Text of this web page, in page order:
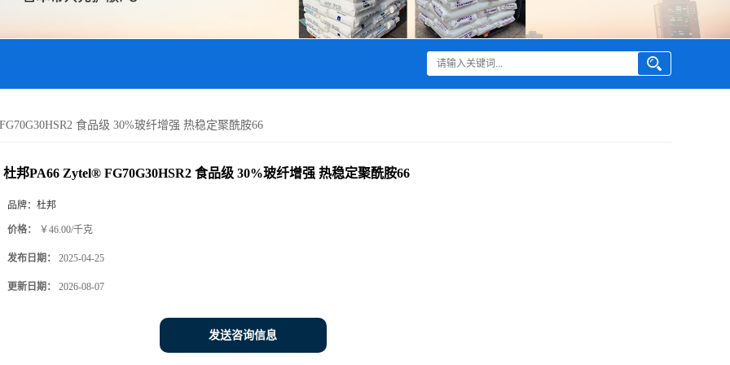
食品级 30%玻纤增强 热稳定聚酰胺66
杜邦PA66 Zytel® FG70G30HSR2 食品级 30%玻纤增强 热稳定聚酰胺66
品牌： 杜邦
价格： ￥46.00/千克
发布日期： 2025-04-25
更新日期： 2026-08-07
发送咨询信息